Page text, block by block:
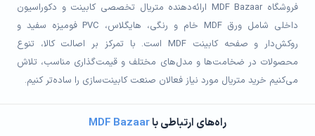
فروشگاه MDF Bazaar ارائه‌دهنده متریال تخصصی کابینت و دکوراسیون
داخلی شامل ورق MDF خام و رنگی، هایگلاس، PVC فومیزه سفید و
روکش‌دار و صفحه کابینت MDF است. با تمرکز بر اصالت کالا، تنوع
محصولات در ضخامت‌ها و مدل‌های مختلف و قیمت‌گذاری مناسب، تلاش
می‌کنیم خرید متریال مورد نیاز فعالان صنعت کابینت‌سازی را ساده‌تر کنیم.
راه‌های ارتباطی باMDF Bazaar